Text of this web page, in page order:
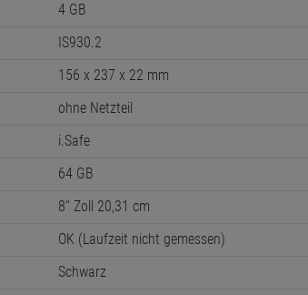
4 GB
IS930.2
156 x 237 x 22 mm
ohne Netzteil
i.Safe
64 GB
8'' Zoll 20,31 cm
OK (Laufzeit nicht gemessen)
Schwarz